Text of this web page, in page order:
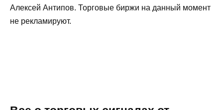
Алексей Антипов. Торговые биржи на данный момент
не рекламируют.